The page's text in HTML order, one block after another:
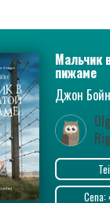
Мальчик
пижаме
Джон Бойн
Cena: